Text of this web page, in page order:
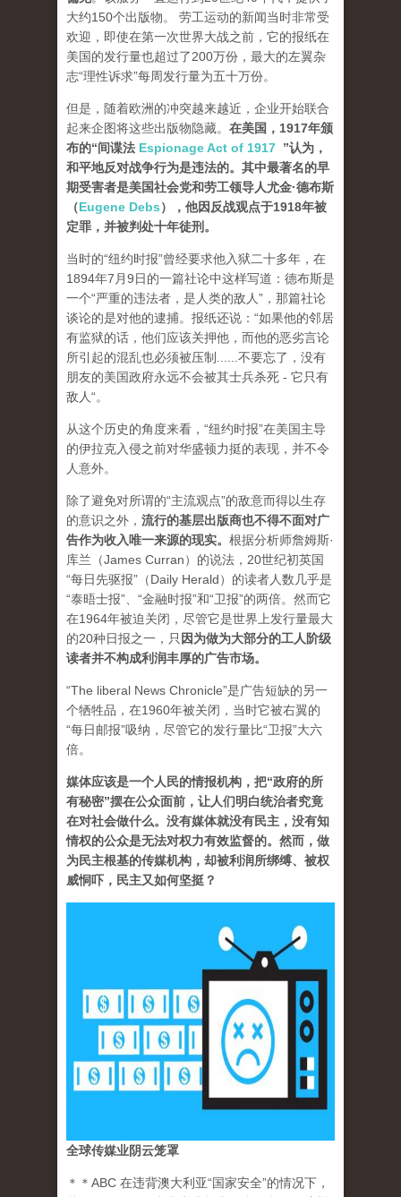
大约150个出版物。 劳工运动的新闻当时非常受
欢迎，即使在第一次世界大战之前，它的报纸在
美国的发行量也超过了200万份，最大的左翼杂
志“理性诉求”每周发行量为五十万份。
但是，随着欧洲的冲突越来越近，企业开始联合
起来企图将这些出版物隐藏。 在美国，1917年颁
布的“间谍法 Espionage Act of 1917 ”认为，
和平地反对战争行为是违法的。其中最著名的早
期受害者是美国社会党和劳工领导人尤金·德布斯
（Eugene Debs），他因反战观点于1918年被
定罪，并被判处十年徒刑。
当时的“纽约时报”曾经要求他入狱二十多年，在
1894年7月9日的一篇社论中这样写道：德布斯是
一个“严重的违法者，是人类的敌人”，那篇社论
谈论的是对他的逮捕。报纸还说：“如果他的邻居
有监狱的话，他们应该关押他，而他的恶劣言论
所引起的混乱也必须被压制......不要忘了，没有
朋友的美国政府永远不会被其士兵杀死 - 它只有
敌人“。
从这个历史的角度来看，“纽约时报”在美国主导
的伊拉克入侵之前对华盛顿力挺的表现，并不令
人意外。
除了避免对所谓的“主流观点”的敌意而得以生存
的意识之外， 流行的基层出版商也不得不面对广
告作为收入唯一来源的现实。 根据分析师詹姆斯·
库兰（James Curran）的说法，20世纪初英国
“每日先驱报”（Daily Herald）的读者人数几乎是
“泰晤士报”、“金融时报”和“卫报”的两倍。然而它
在1964年被迫关闭，尽管它是世界上发行量最大
的20种日报之一， 只 因为做为大部分的工人阶级
读者并不构成利润丰厚的广告市场。
“The liberal News Chronicle”是广告短缺的另一
个牺牲品，在1960年被关闭，当时它被右翼的
“每日邮报”吸纳，尽管它的发行量比“卫报”大六
倍。
媒体应该是一个人民的情报机构，把“政府的所
有秘密”摆在公众面前，让人们明白统治者究竟
在对社会做什么。没有媒体就没有民主，没有知
情权的公众是无法对权力有效监督的。然而，做
为民主根基的传媒机构，却被利润所绑缚、被权
威恫吓，民主又如何坚挺？
全球传媒业阴云笼罩
＊＊ABC 在违背澳大利亚“国家安全”的情况下，